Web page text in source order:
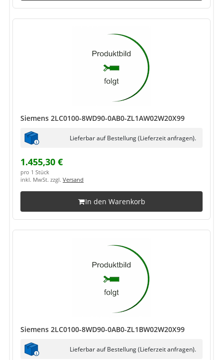
Siemens 2LC0100-8WD90-0AB0-ZL1AW02W20X99
Lieferbar auf Bestellung (Lieferzeit anfragen).
1.455,30 €
pro 1 Stück
inkl. MwSt. zzgl. Versand
In den Warenkorb
Siemens 2LC0100-8WD90-0AB0-ZL1BW02W20X99
Lieferbar auf Bestellung (Lieferzeit anfragen).